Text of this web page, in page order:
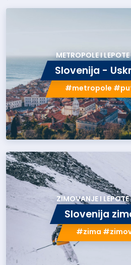
METROPOLE I
Slovenija -
#metropole
ZIMOVANJE I LEPOTE
Slovenija
#zima